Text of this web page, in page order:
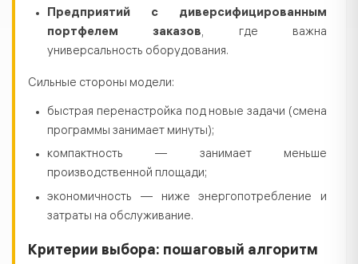
Предприятий с диверсифицированным
портфелем заказов, где важна
универсальность оборудования.
Сильные стороны модели:
быстрая перенастройка под новые задачи (смена
программы занимает минуты);
компактность — занимает меньше
производственной площади;
экономичность — ниже энергопотребление и
затраты на обслуживание.
Критерии выбора: пошаговый алгоритм